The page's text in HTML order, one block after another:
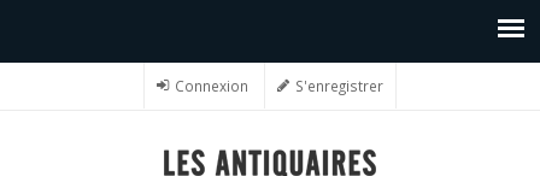
Connexion S'enregistrer